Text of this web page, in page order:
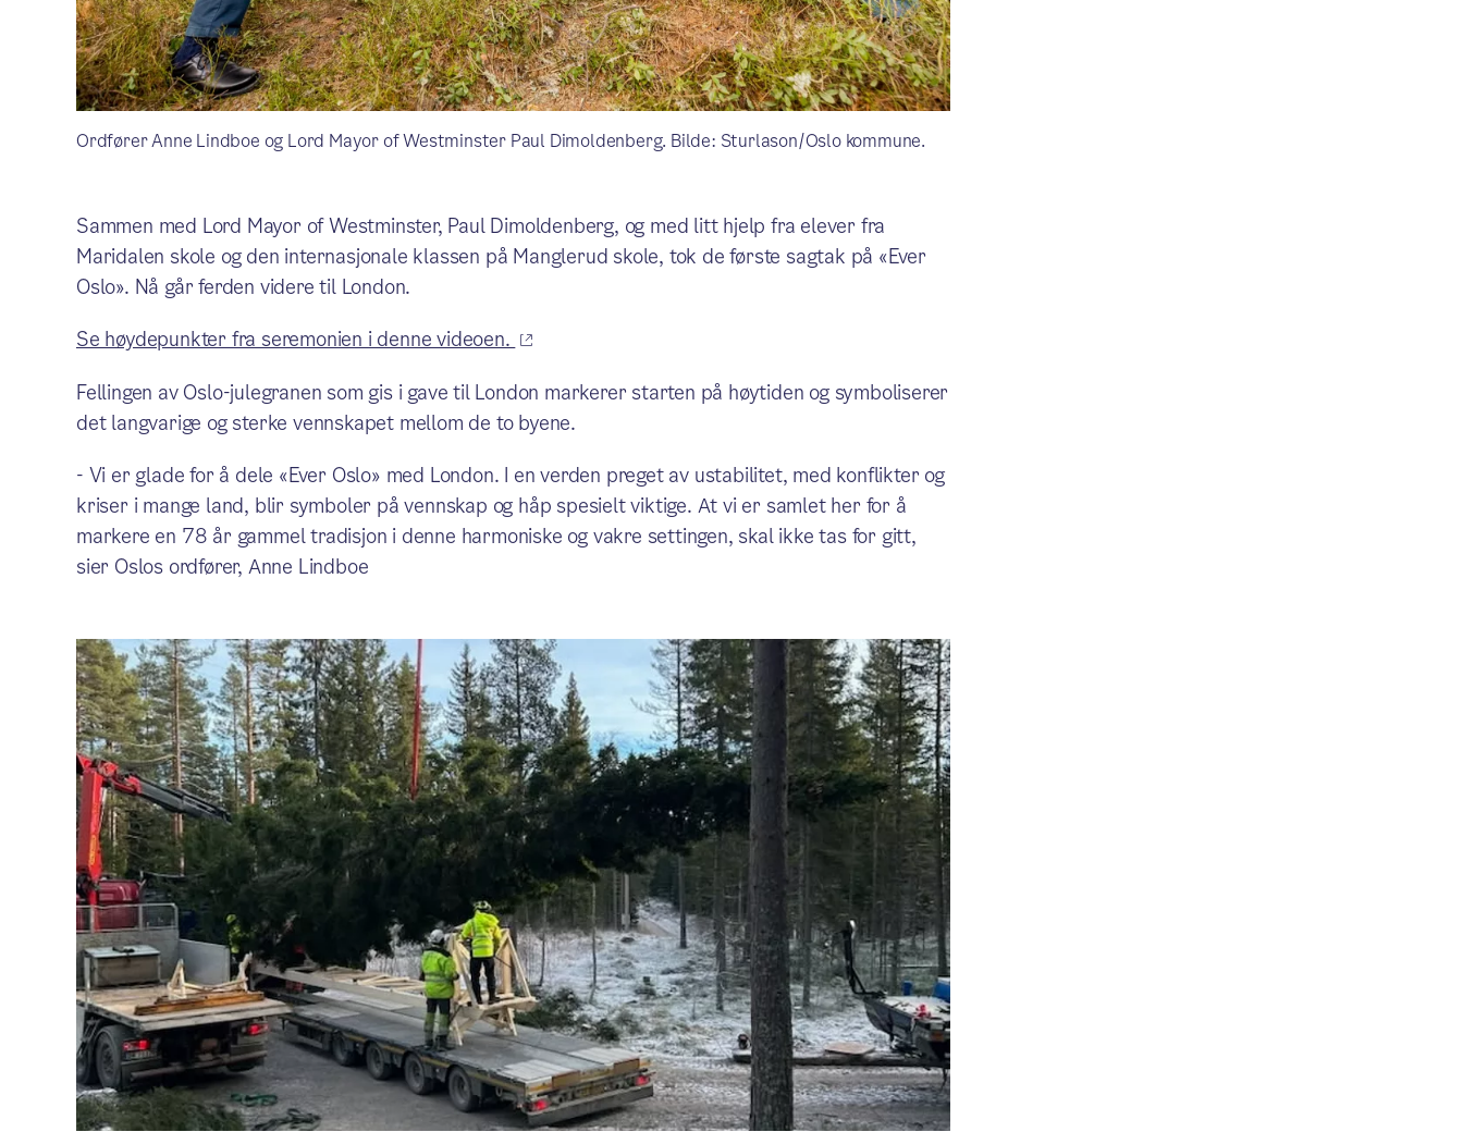
Ordfører Anne Lindboe og Lord Mayor of Westminster Paul Dimoldenberg. Bilde: Sturlason/Oslo kommune.
Sammen med Lord Mayor of Westminster, Paul Dimoldenberg, og med litt hjelp fra elever fra
Maridalen skole og den internasjonale klassen på Manglerud skole, tok de første sagtak på «Ever
Oslo». Nå går ferden videre til London.
Se høydepunkter fra seremonien i denne videoen.
Fellingen av Oslo-julegranen som gis i gave til London markerer starten på høytiden og symboliserer
det langvarige og sterke vennskapet mellom de to byene.
- Vi er glade for å dele «Ever Oslo» med London. I en verden preget av ustabilitet, med konflikter og
kriser i mange land, blir symboler på vennskap og håp spesielt viktige. At vi er samlet her for å
markere en 78 år gammel tradisjon i denne harmoniske og vakre settingen, skal ikke tas for gitt,
sier Oslos ordfører, Anne Lindboe